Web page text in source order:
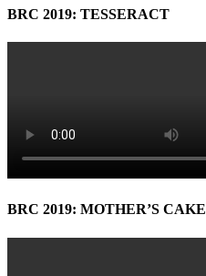
BRC 2019: TESSERACT
BRC 2019: MOTHER’S CAKE